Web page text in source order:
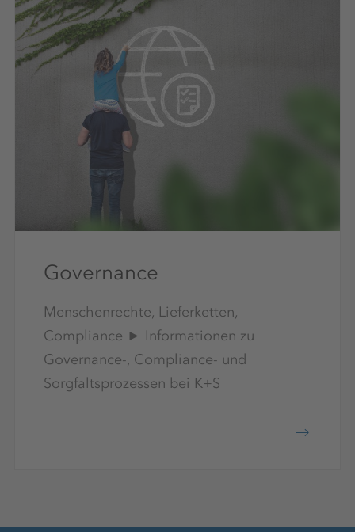
Governance
Menschenrechte, Lieferketten,
Compliance ► Informationen zu
Governance-, Compliance- und
Sorgfaltsprozessen bei K+S